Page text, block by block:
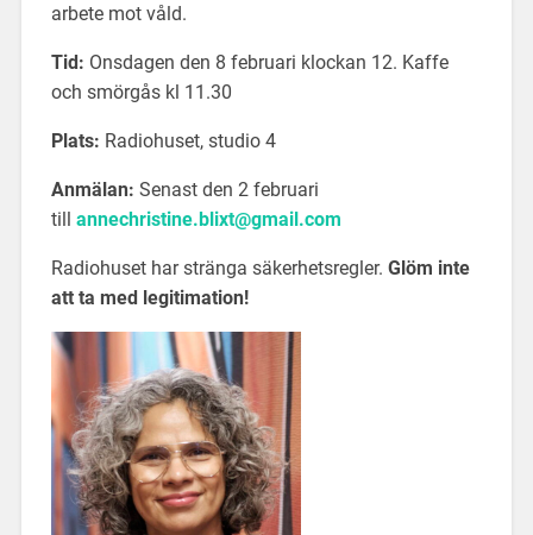
arbete mot våld.
Tid: Onsdagen den 8 februari klockan 12. Kaffe
och smörgås kl 11.30
Plats: Radiohuset, studio 4
Anmälan: Senast den 2 februari
till annechristine.blixt@gmail.com
Radiohuset har stränga säkerhetsregler. Glöm inte
att ta med legitimation!